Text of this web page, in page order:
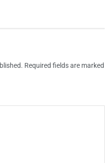
Required fields are marked